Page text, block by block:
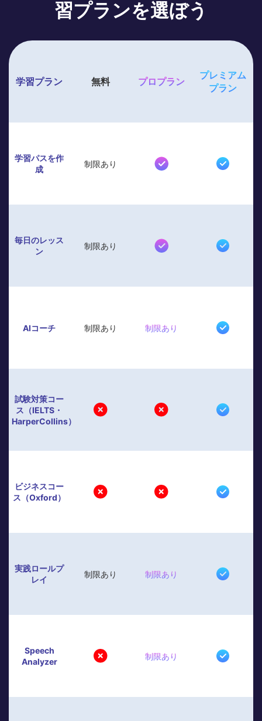
習プランを選ぼう
学習プラン 無料 プロプラン
プレミアム
プラン
学習パスを作
成
制限あり
毎日のレッス
ン
制限あり
AIコーチ 制限あり 制限あり
試験対策コー
ス（IELTS・
HarperCollins）
ビジネスコー
ス（Oxford）
実践ロールプ
レイ
制限あり 制限あり
Speech
Analyzer
制限あり